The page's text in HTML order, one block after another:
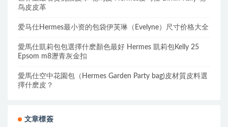
鸟皮皮革
爱马仕Hermes最小资的包袋伊芙琳（Evelyne）尺寸价格大全
愛馬仕凱莉包包選擇什麽顏色最好 Hermes 凱莉包Kelly 25
Epsom m8瀝青灰金扣
愛馬仕空中花園包（Hermes Garden Party bag)皮材質皮料選
擇什麽皮？
文章標簽